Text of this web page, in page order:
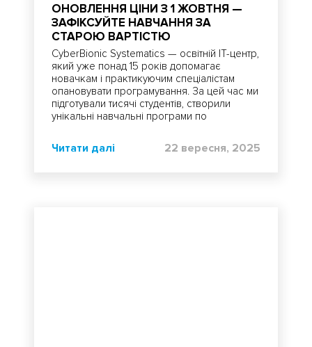
ОНОВЛЕННЯ ЦІНИ З 1 ЖОВТНЯ —
ЗАФІКСУЙТЕ НАВЧАННЯ ЗА
СТАРОЮ ВАРТІСТЮ
CyberBionic Systematics — освітній ІТ-центр,
який уже понад 15 років допомагає
новачкам і практикуючим спеціалістам
опановувати програмування. За цей час ми
підготували тисячі студентів, створили
унікальні навчальні програми по
Читати далі 22 вересня, 2025